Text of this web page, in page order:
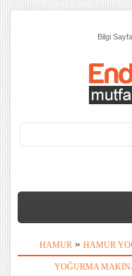
Bilgi
HAMUR » HAMUR
YOĞURMA